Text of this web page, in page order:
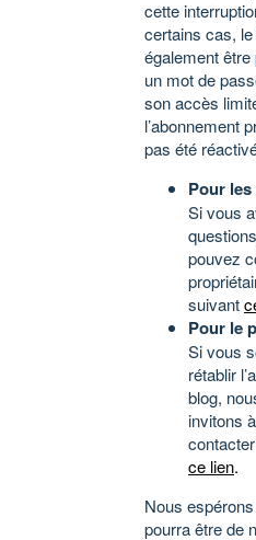
cette
certains cas,
également être
un mot de
son accès
l’abonnement
pas été
Pour
Si vous
pouvez
suivant
Pour le
Si vous
rétablir
blog,
invitons
ce lien.
Nous
pourra être de